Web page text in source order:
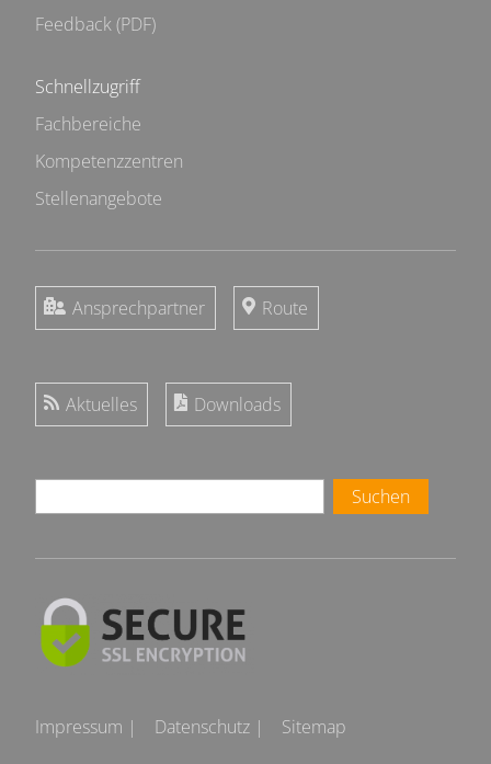
Feedback (PDF)
Schnellzugriff
Fachbereiche
Kompetenzzentren
Stellenangebote
Ansprechpartner Route
Aktuelles Downloads
Suchen
Impressum | Datenschutz | Sitemap